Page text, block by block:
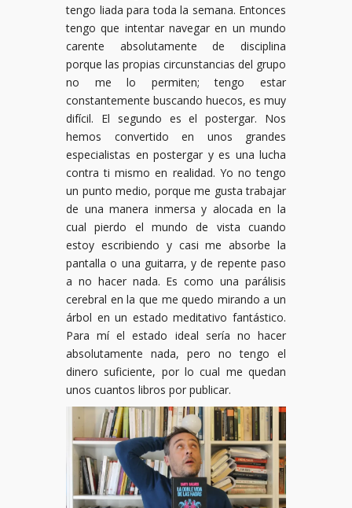
tengo liada para toda la semana. Entonces
tengo que intentar navegar en un mundo
carente absolutamente de disciplina
porque las propias circunstancias del grupo
no me lo permiten; tengo estar
constantemente buscando huecos, es muy
difícil. El segundo es el postergar. Nos
hemos convertido en unos grandes
especialistas en postergar y es una lucha
contra ti mismo en realidad. Yo no tengo
un punto medio, porque me gusta trabajar
de una manera inmersa y alocada en la
cual pierdo el mundo de vista cuando
estoy escribiendo y casi me absorbe la
pantalla o una guitarra, y de repente paso
a no hacer nada. Es como una parálisis
cerebral en la que me quedo mirando a un
árbol en un estado meditativo fantástico.
Para mí el estado ideal sería no hacer
absolutamente nada, pero no tengo el
dinero suficiente, por lo cual me quedan
unos cuantos libros por publicar.